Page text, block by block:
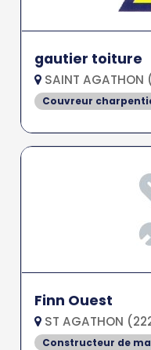
gautier toiture
SAINT
Couvreur
Finn Ouest
ST AGATHON
Constructeur de